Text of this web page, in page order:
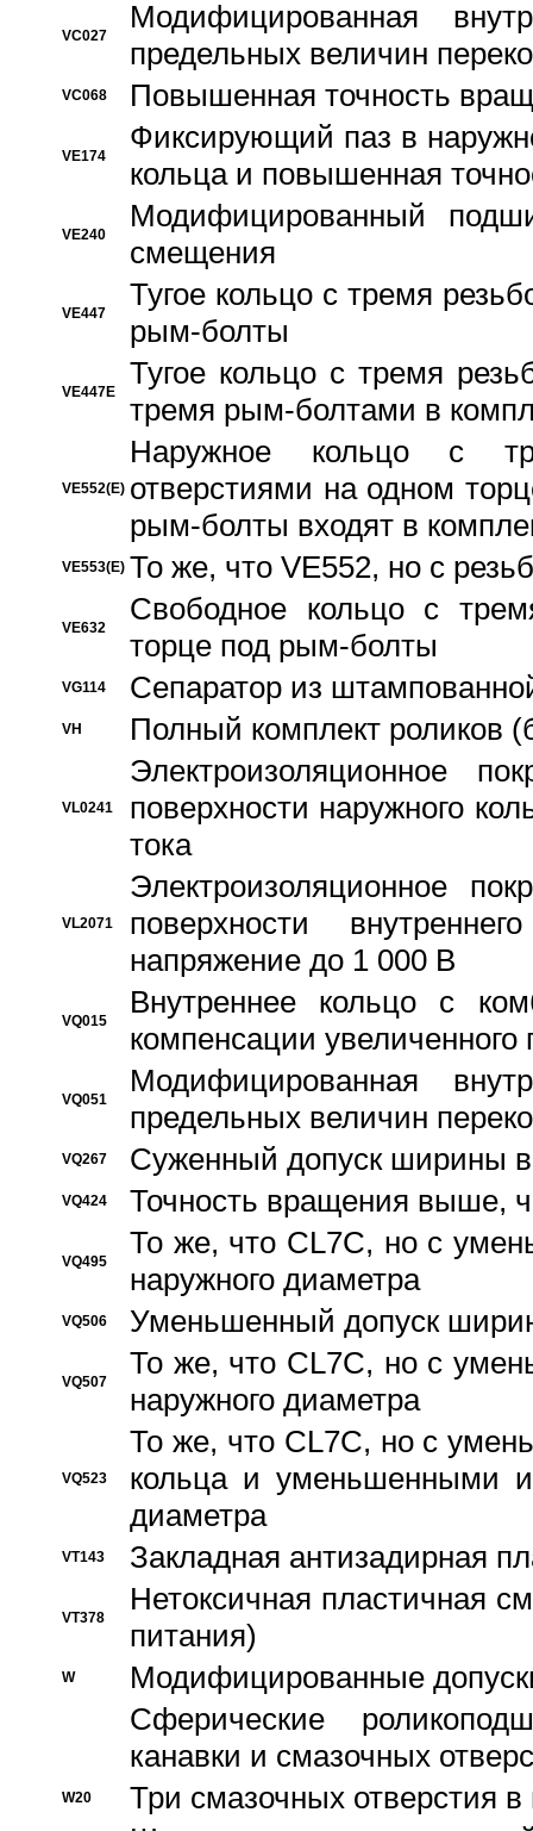
VC027
Модифицированная
предельных величин
VC068 Повышенная точность
VE174
Фиксирующий паз в
кольца и повышенная
VE240
Модифицированный
смещения
VE447
Тугое кольцо с тремя
рым-болты
VE447E
Тугое кольцо с тремя
тремя рым-болтами в
VE552(E)
Наружное кольцо с
отверстиями на одном
рым-болты входят в
VE553(E) То же, что VE552, но с
VE632
Свободное кольцо с
торце под рым-болты
VG114 Сепаратор из
VH Полный комплект роликов
VL0241
Электроизоляционное
поверхности наружного
тока
VL2071
Электроизоляционное
поверхности
напряжение до 1 000 В
VQ015
Bнутреннее кольцо с
компенсации увеличенного
VQ051
Модифицированная
предельных величин
VQ267 Суженный допуск ширины
VQ424 Точность вращения выше,
VQ495
То же, что CL7C, но с
наружного диаметра
VQ506 Уменьшенный допуск
VQ507
То же, что CL7C, но с
наружного диаметра
VQ523
То же, что CL7C, но с
кольца и уменьшенными
диаметра
VT143 Закладная антизадирная
VT378
Нетоксичная пластичная
питания)
W
Модифицированные
Сферические
канавки и смазочных
W20 Три смазочных отверстия